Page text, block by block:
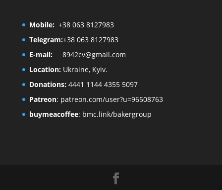
Mobile: +38 063 8127983
Telegram:+38 063 8127983
E-mail:
8942cv@gmail.com
Location:Ukraine, Kyiv.
Donations:4441 1144 4355 5097
Patreon: patreon.com/user?u=96508763
buymeacoffee: bmc.link/bakergroup